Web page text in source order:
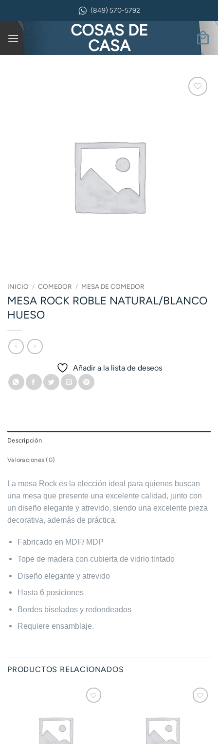
contenido
(849) 570-5792
COSAS DE
CASA
INICIO / COMEDOR / MESA DE COMEDOR
MESA ROCK ROBLE NATURAL/BLANCO
HUESO
Añadir a la lista de deseos
Descripción
Valoraciones (0)
La mesa Rock es la elección ideal para quienes buscan
una mesa que presente una excelente calidad, junto con
un diseño elegante y atrevido, siendo una excelente pieza
decorativa, además de práctica.
Fabricado en MDF/ MDP
Tope de madera con cubierta de vidrio tintado
Diseño elegante y atrevido
Hasta 6 posiciones
Bordes biselados y redondeados
Requiere ensamblaje.
PRODUCTOS RELACIONADOS